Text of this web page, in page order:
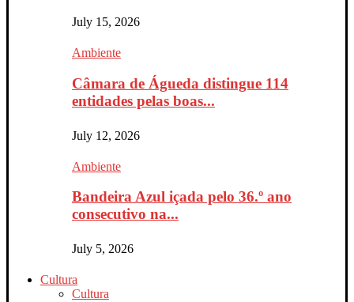
July 15, 2026
Ambiente
Câmara de Águeda distingue 114
entidades pelas boas...
July 12, 2026
Ambiente
Bandeira Azul içada pelo 36.º ano
consecutivo na...
July 5, 2026
Cultura
Cultura